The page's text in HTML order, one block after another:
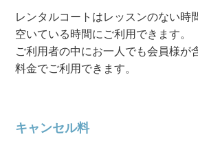
レンタルコートはレッスンのない時
空いている時間にご利用できます。
ご利用者の中にお一人でも会員様が
料金でご利用できます。
キャンセル料